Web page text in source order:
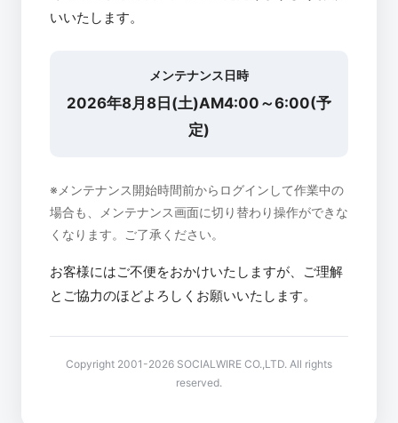
いいたします。
メンテナンス日時
2026年8月8日(土)AM4:00～6:00(予
定)
※メンテナンス開始時間前からログインして作業中の
場合も、メンテナンス画面に切り替わり操作ができな
くなります。ご了承ください。
お客様にはご不便をおかけいたしますが、ご理解
とご協力のほどよろしくお願いいたします。
Copyright 2001-2026 SOCIALWIRE CO.,LTD. All rights
reserved.